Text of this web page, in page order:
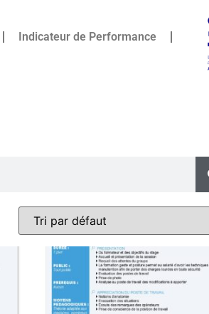
Indicateur de Performance